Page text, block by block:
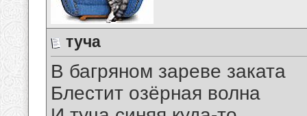
туча
В багряном зареве заката
Блестит озёрная волна